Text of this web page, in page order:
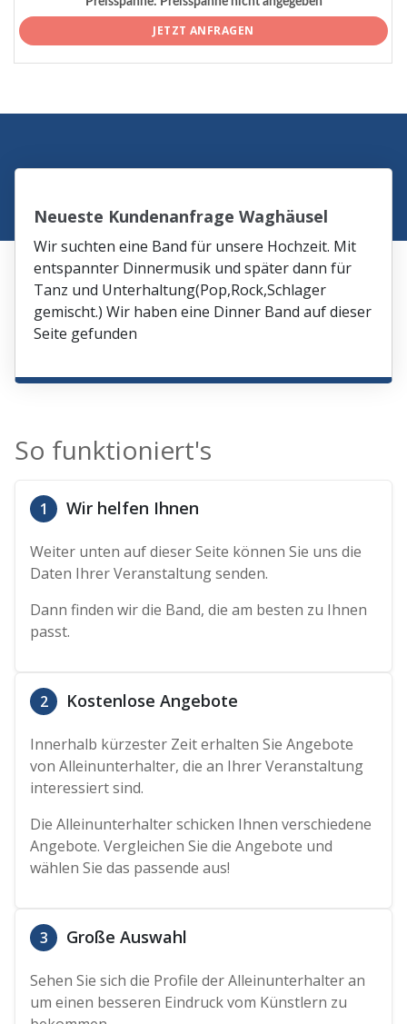
JETZT ANFRAGEN
Neueste Kundenanfrage Waghäusel
Wir suchten eine Band für unsere Hochzeit. Mit
entspannter Dinnermusik und später dann für
Tanz und Unterhaltung(Pop,Rock,Schlager
gemischt.) Wir haben eine Dinner Band auf dieser
Seite gefunden
So funktioniert's
1 Wir helfen Ihnen
Weiter unten auf dieser Seite können Sie uns die
Daten Ihrer Veranstaltung senden.
Dann finden wir die Band, die am besten zu Ihnen
passt.
2 Kostenlose Angebote
Innerhalb kürzester Zeit erhalten Sie Angebote
von Alleinunterhalter, die an Ihrer Veranstaltung
interessiert sind.
Die Alleinunterhalter schicken Ihnen verschiedene
Angebote. Vergleichen Sie die Angebote und
wählen Sie das passende aus!
3 Große Auswahl
Sehen Sie sich die Profile der Alleinunterhalter an
um einen besseren Eindruck vom Künstlern zu